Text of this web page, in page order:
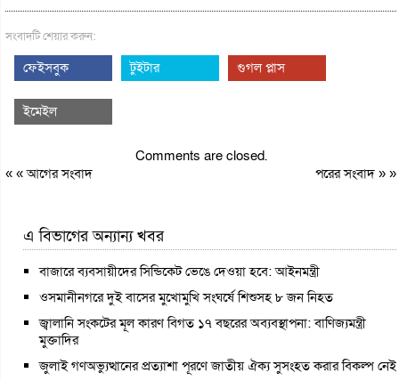
সংবাদটি শেয়ার করুন:
ফেইসবুক টুইটার গুগল প্লাস
ইমেইল
Comments are closed.
« «আগের সংবাদ পরের সংবাদ» »
এ বিভাগের অন্যান্য খবর
বাজারে ব্যবসায়ীদের সিন্ডিকেট ভেঙে দেওয়া হবে: আইনমন্ত্রী
ওসমানীনগরে দুই বাসের মুখোমুখি সংঘর্ষে শিশুসহ ৮ জন নিহত
জ্বালানি সংকটের মূল কারণ বিগত ১৭ বছরের অব্যবস্থাপনা: বাণিজ্যমন্ত্রী
মুক্তাদির
জুলাই গণঅভ্যুত্থানের প্রত্যাশা পূরণে জাতীয় ঐক্য সুসংহত করার বিকল্প নেই